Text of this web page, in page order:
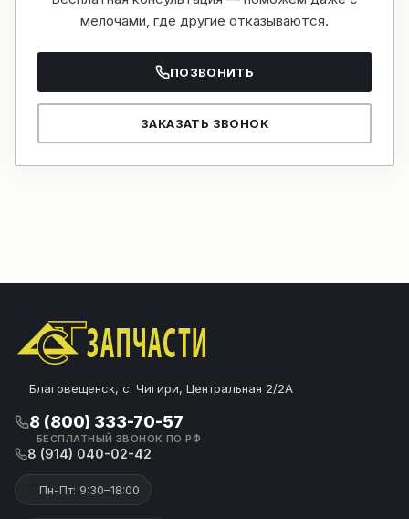
мелочами, где другие отказываются.
ПОЗВОНИТЬ
ЗАКАЗАТЬ ЗВОНОК
Благовещенск, с. Чигири, Центральная 2/2А
8 (800) 333-70-57
БЕСПЛАТНЫЙ ЗВОНОК ПО РФ
8 (914) 040-02-42
Пн-Пт: 9:30–18:00